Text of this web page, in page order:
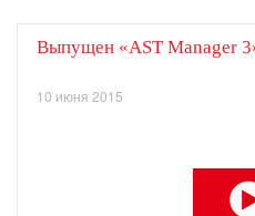
Выпущен «AST Manager
10 июня 2015